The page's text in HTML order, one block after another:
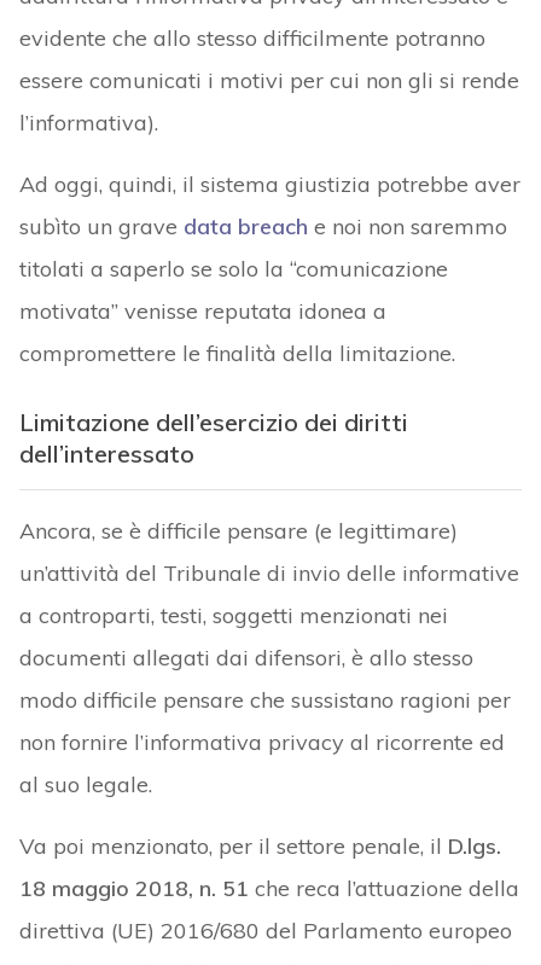
evidente che allo stesso difficilmente potranno
essere comunicati i motivi per cui non gli si rende
l’informativa).
Ad oggi, quindi, il sistema giustizia potrebbe aver
subìto un grave data breach e noi non saremmo
titolati a saperlo se solo la “comunicazione
motivata” venisse reputata idonea a
compromettere le finalità della limitazione.
Limitazione dell’esercizio dei diritti
dell’interessato
Ancora, se è difficile pensare (e legittimare)
un’attività del Tribunale di invio delle informative
a controparti, testi, soggetti menzionati nei
documenti allegati dai difensori, è allo stesso
modo difficile pensare che sussistano ragioni per
non fornire l’informativa privacy al ricorrente ed
al suo legale.
Va poi menzionato, per il settore penale, il D.lgs.
18 maggio 2018, n. 51 che reca l’attuazione della
direttiva (UE) 2016/680 del Parlamento europeo